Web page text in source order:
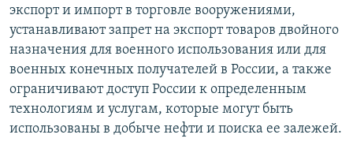
экспорт и импорт в торговле вооружениями,
устанавливают запрет на экспорт товаров двойного
назначения для военного использования или для
военных конечных получателей в России, а также
ограничивают доступ России к определенным
технологиям и услугам, которые могут быть
использованы в добыче нефти и поиска ее залежей.